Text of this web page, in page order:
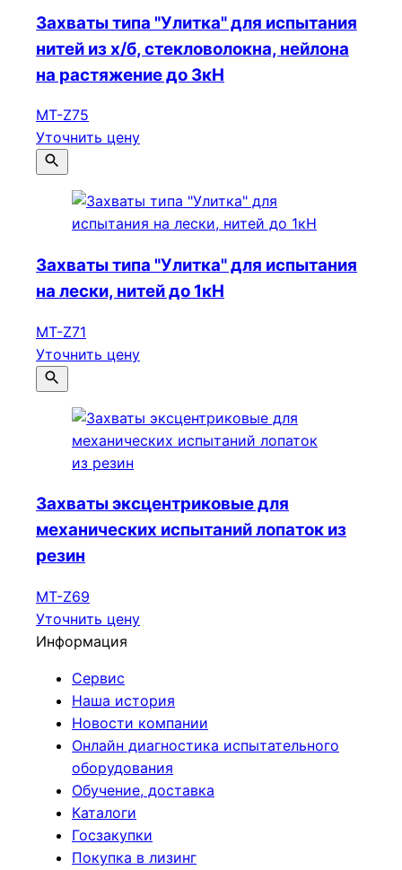
Захваты типа "Улитка" для испытания
нитей из х/б, стекловолокна, нейлона
на растяжение до 3кН
МТ-Z75
Уточнить цену
Захваты типа "Улитка" для испытания
на лески, нитей до 1кН
МТ-Z71
Уточнить цену
Захваты эксцентриковые для
механических испытаний лопаток из
резин
МТ-Z69
Уточнить цену
Информация
Сервис
Наша история
Новости компании
Онлайн диагностика испытательного
оборудования
Обучение, доставка
Каталоги
Госзакупки
Покупка в лизинг